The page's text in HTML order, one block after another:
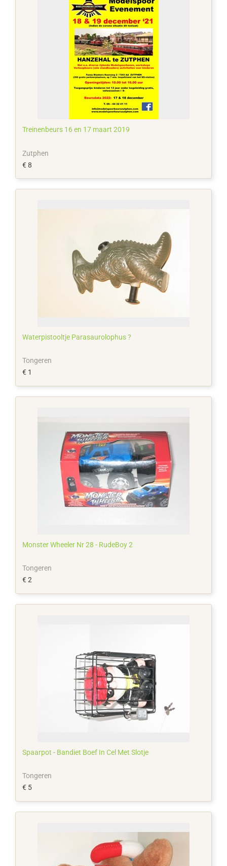
Treinenbeurs 16 en 17 maart 2019
Zutphen
€ 8
Waterpistooltje Parasaurolophus ?
Tongeren
€ 1
Monster Wheeler Nr 28 - RudeBoy 2
Tongeren
€ 2
Spaarpot - Bandiet Boef In Cel Met Slotje
Tongeren
€ 5